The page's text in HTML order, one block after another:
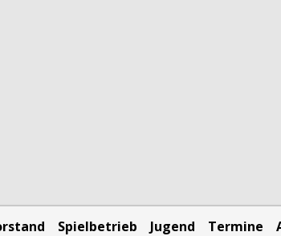
Spielbetrieb Jugend Termine